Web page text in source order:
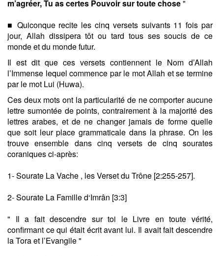
m’agréer, Tu as certes Pouvoir sur toute chose"
■ Quiconque recite les cinq versets suivants 11 fois par
jour, Allah dissipera tôt ou tard tous ses soucis de ce
monde et du monde futur.
Il est dit que ces versets contiennent le Nom d’Allah
l’Immense lequel commence par le mot Allah et se termine
par le mot Lui (Huwa).
Ces deux mots ont la particularité de ne comporter aucune
lettre sumontée de points, contrairement à la majorité des
lettres arabes, et de ne changer jamais de forme quelle
que soit leur place grammaticale dans la phrase. On les
trouve ensemble dans cinq versets de cinq sourates
coraniques ci-après:
1- Sourate La Vache , les Verset du Trône [2:255-257].
2- Sourate La Famille d‘Imrân [3:3]
" Il a fait descendre sur toi le Livre en toute vérité,
confirmant ce qui était écrit avant lui. Il avait fait descendre
la Tora et l’Evangile "